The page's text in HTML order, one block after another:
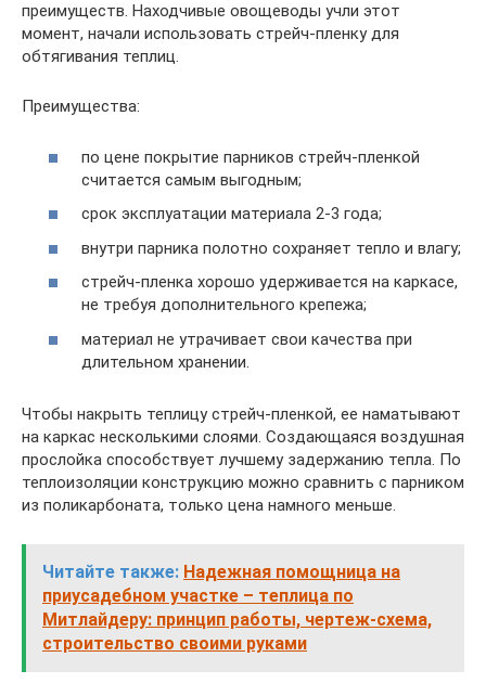
преимуществ. Находчивые овощеводы учли этот
момент, начали использовать стрейч-пленку для
обтягивания теплиц.
Преимущества:
по цене покрытие парников стрейч-пленкой
считается самым выгодным;
срок эксплуатации материала 2-3 года;
внутри парника полотно сохраняет тепло и влагу;
стрейч-пленка хорошо удерживается на каркасе,
не требуя дополнительного крепежа;
материал не утрачивает свои качества при
длительном хранении.
Чтобы накрыть теплицу стрейч-пленкой, ее наматывают
на каркас несколькими слоями. Создающаяся воздушная
прослойка способствует лучшему задержанию тепла. По
теплоизоляции конструкцию можно сравнить с парником
из поликарбоната, только цена намного меньше.
Читайте также: Надежная помощница на
приусадебном участке – теплица по
Митлайдеру: принцип работы, чертеж-схема,
строительство своими руками